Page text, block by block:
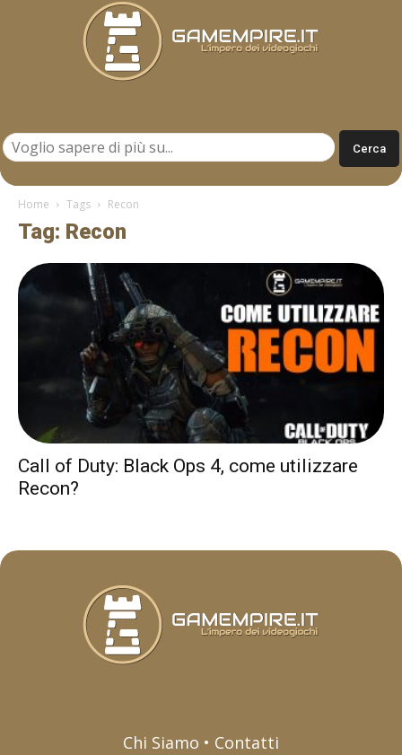
Home Tags Recon
Tag: Recon
Call of Duty: Black Ops 4, come utilizzare
Recon?
Chi Siamo • Contatti